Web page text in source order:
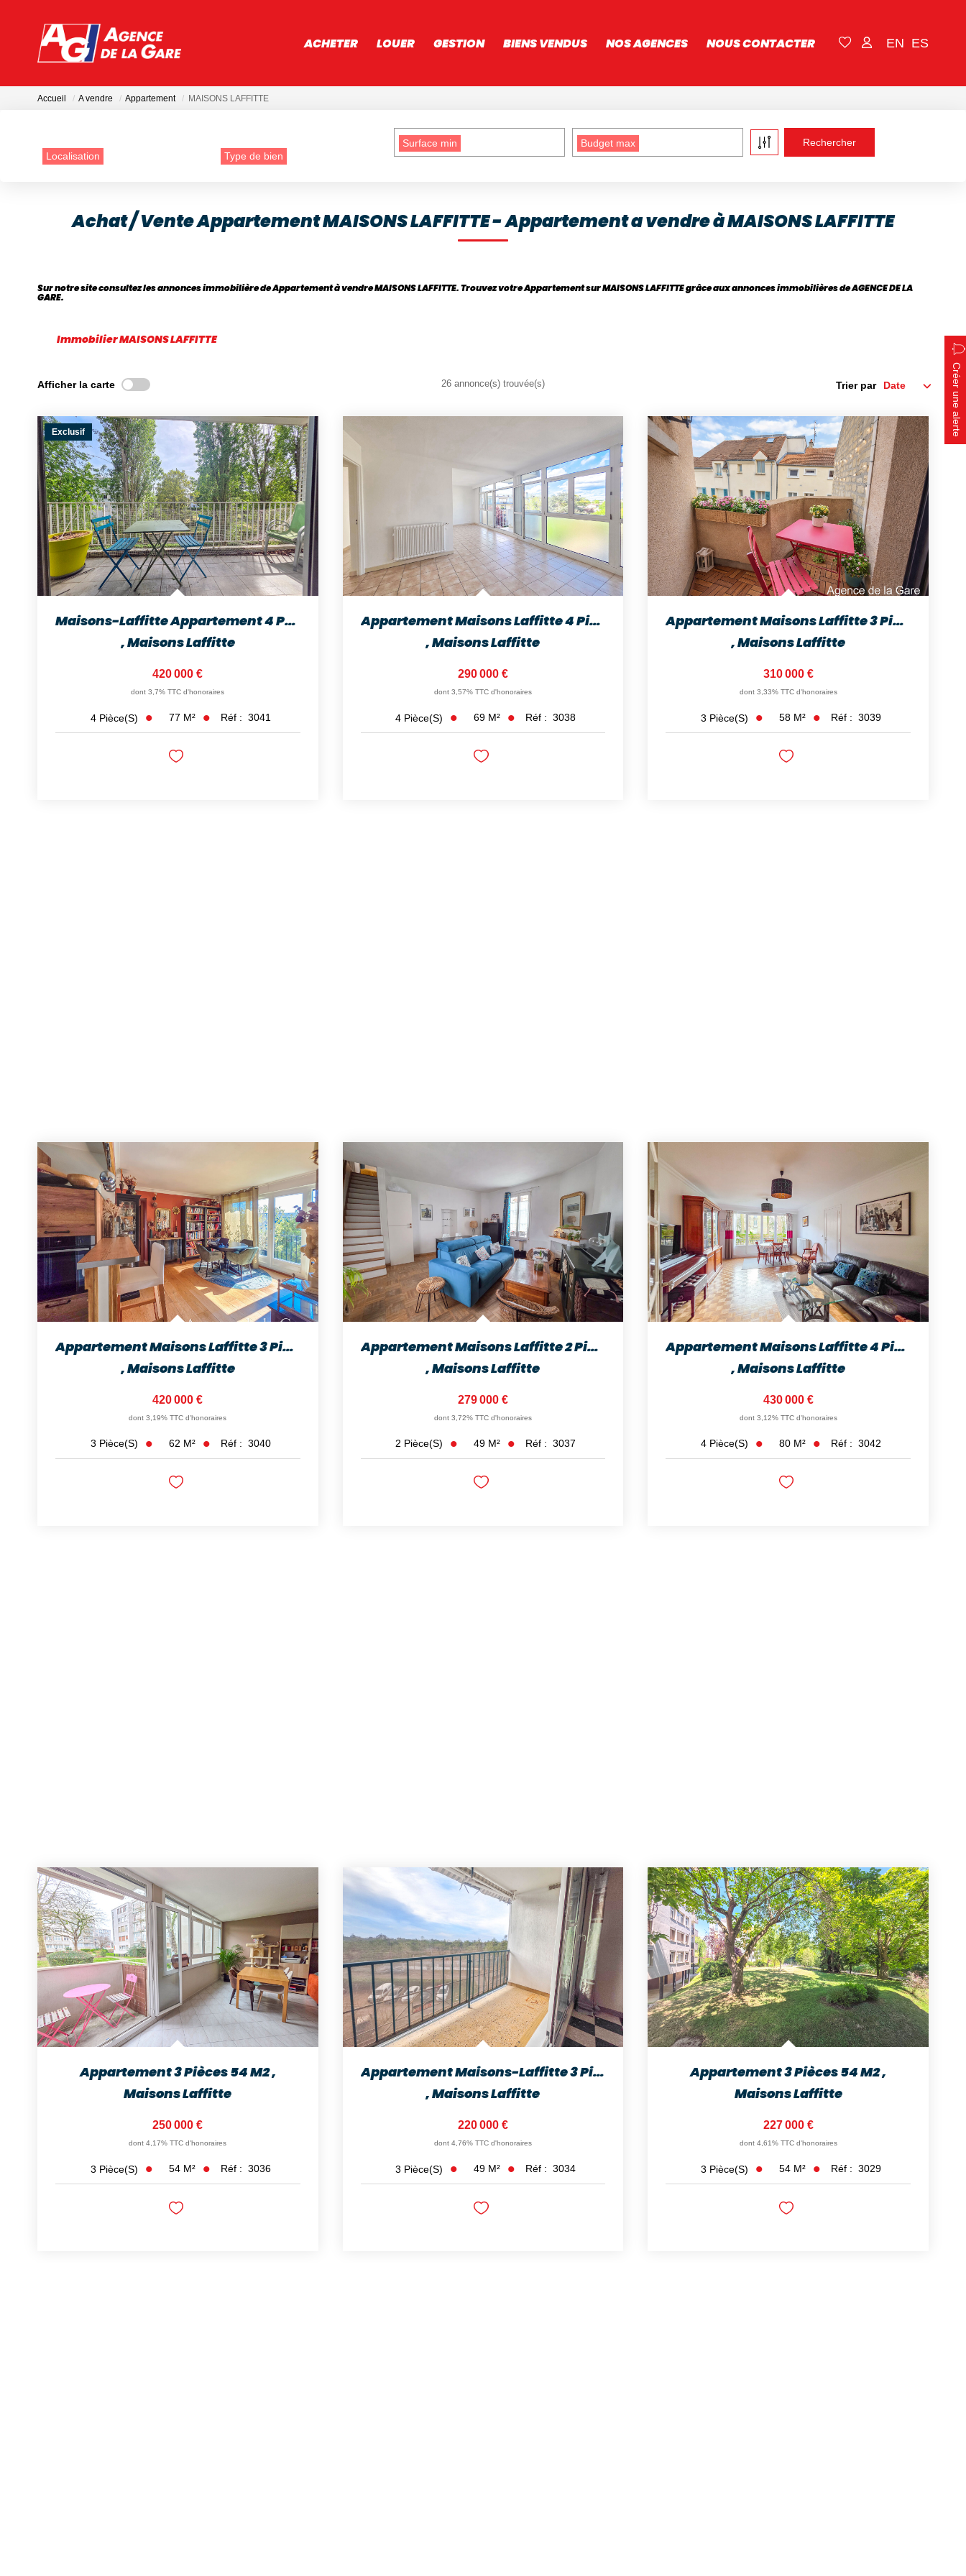
ACHETER LOUER GESTION BIENS VENDUS NOS AGENCES NOUS CONTACTER EN ES
Accueil A vendre Appartement MAISONS LAFFITTE
Localisation Type de bien
Surface min Budget max
Achat / Vente Appartement MAISONS LAFFITTE - Appartement a vendre à MAISONS LAFFITTE
Sur notre site consultez les annonces immobilière de Appartement à vendre MAISONS LAFFITTE. Trouvez votre Appartement sur MAISONS LAFFITTE grâce aux annonces immobilières de AGENCE DE LA
GARE.
Immobilier MAISONS LAFFITTE
Créer une alerte
Afficher la carte 26 annonce(s) trouvée(s) Trier par
Exclusif
Maisons-Laffitte Appartement 4 Pièces Lumineux Avec Balcon...
,Maisons Laffitte
420 000 €
dont 3,7% TTC d'honoraires
4 Pièce(s) 77 M² Réf : 3041
Appartement Maisons Laffitte 4 Pièces 69 M2
,Maisons Laffitte
290 000 €
dont 3,57% TTC d'honoraires
4 Pièce(s) 69 M² Réf : 3038
Appartement Maisons Laffitte 3 Pièces
,Maisons Laffitte
310 000 €
dont 3,33% TTC d'honoraires
3 Pièce(s) 58 M² Réf : 3039
Appartement Maisons Laffitte 3 Pièce(s) 62 M2
,Maisons Laffitte
420 000 €
dont 3,19% TTC d'honoraires
3 Pièce(s) 62 M² Réf : 3040
Appartement Maisons Laffitte 2 Pièces 48.88 M2
,Maisons Laffitte
279 000 €
dont 3,72% TTC d'honoraires
2 Pièce(s) 49 M² Réf : 3037
Appartement Maisons Laffitte 4 Pièces 80 M2
,Maisons Laffitte
430 000 €
dont 3,12% TTC d'honoraires
4 Pièce(s) 80 M² Réf : 3042
Appartement 3 Pièces 54 M2,
Maisons Laffitte
250 000 €
dont 4,17% TTC d'honoraires
3 Pièce(s) 54 M² Réf : 3036
Appartement Maisons-Laffitte 3 Pièces 48.88 M2
,Maisons Laffitte
220 000 €
dont 4,76% TTC d'honoraires
3 Pièce(s) 49 M² Réf : 3034
Appartement 3 Pièces 54 M2,
Maisons Laffitte
227 000 €
dont 4,61% TTC d'honoraires
3 Pièce(s) 54 M² Réf : 3029